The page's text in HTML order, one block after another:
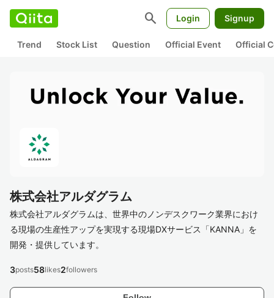
search Login Signup
Trend Stock List Question Official Event Official
株式会社アルダグラム
株式会社アルダグラムは、世界中のノンデスクワーク業界におけ
る現場の生産性アップを実現する現場DXサービス「KANNA」を
開発・提供しています。
3posts58likes2followers